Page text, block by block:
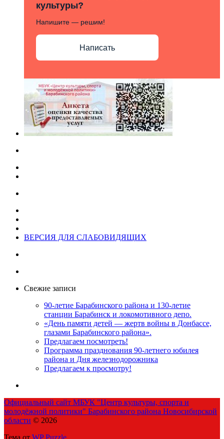
культуры?
Напишите — решим!
Написать
ВЕРСИЯ ДЛЯ СЛАБОВИДЯЩИХ
Свежие записи
90-летие Барабинского района и 130-летие
станции Барабинск и локомотивного депо.
«День памяти детей — жертв войны в Донбассе,
глазами Барабинского района».
Предлагаем посмотреть!
Программа празднования 90-летнего юбилея
района и Дня железнодорожника
Предлагаем к просмотру!
Официальный сайт МБУК "Центр культуры, спорта и
молодёжной политики" Барабинского района Новосибирской
области © 2026